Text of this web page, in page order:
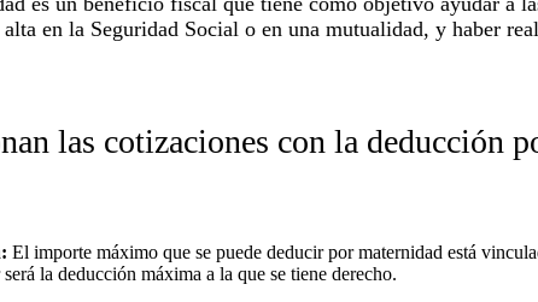
en la Seguridad Social o en una mutualidad, y haber
las cotizaciones con la deducción
El importe máximo que se puede deducir por maternidad está
la deducción máxima a la que se tiene derecho.